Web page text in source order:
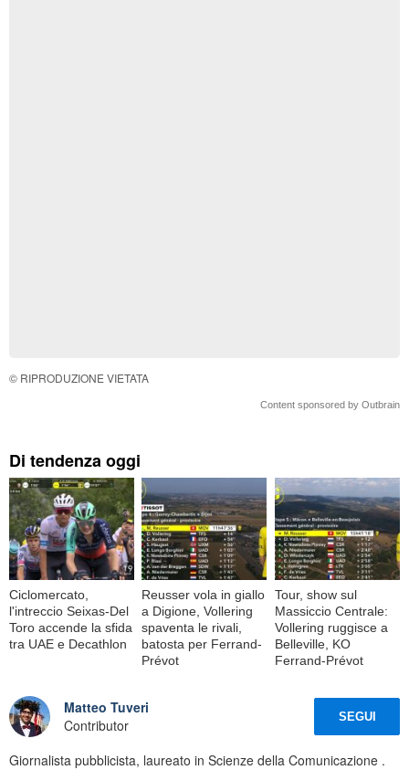
© RIPRODUZIONE VIETATA
Content sponsored by Outbrain
Di tendenza oggi
Ciclomercato,
l'intreccio Seixas-Del
Toro accende la sfida
tra UAE e Decathlon
Reusser vola in giallo
a Digione, Vollering
spaventa le rivali,
batosta per Ferrand-
Prévot
Tour, show sul
Massiccio Centrale:
Vollering ruggisce a
Belleville, KO
Ferrand-Prévot
Matteo Tuveri
Contributor
SEGUI
Giornalista pubblicista, laureato in Scienze della Comunicazione .